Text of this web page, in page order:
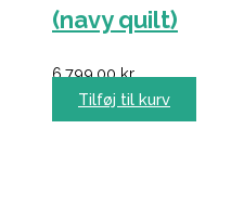
(navy quilt)
6.799,00kr.
Tilføj til kurv